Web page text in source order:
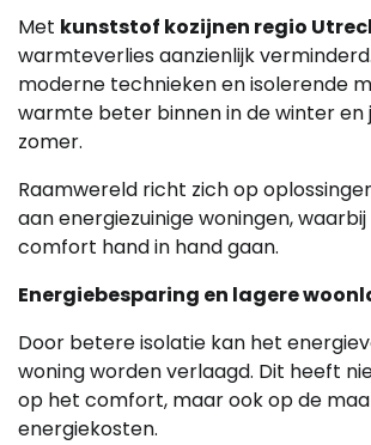
Met kunststof kozijnen regio
warmteverlies aanzienlijk
moderne technieken en isolerende
warmte beter binnen in de winter en
zomer.
Raamwereld richt zich op
aan energiezuinige woningen,
comfort hand in hand gaan.
Energiebesparing en lagere
Door betere isolatie kan het
woning worden verlaagd. Dit heeft
op het comfort, maar ook op de
energiekosten.